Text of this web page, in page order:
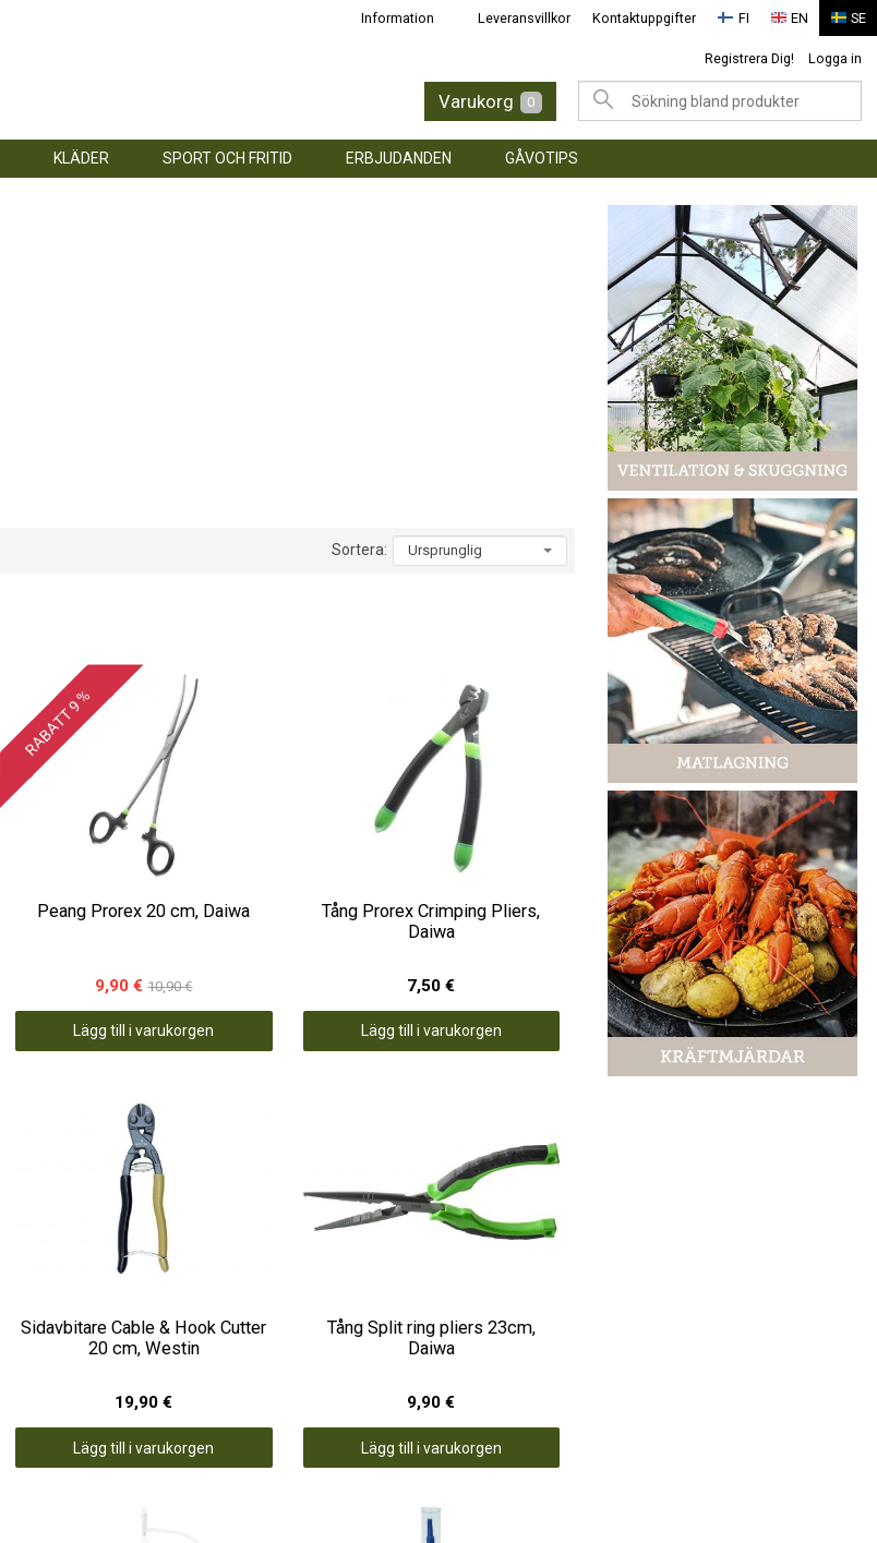
FI EN SE
Information Leveransvillkor Kontaktuppgifter
Registrera Dig! Logga in
Varukorg 0
KLÄDER SPORT OCH FRITID ERBJUDANDEN GÅVOTIPS
Sortera:
RABATT 9 %
Peang Prorex 20 cm, Daiwa
9,90 € 10,90 €
Lägg till i varukorgen
Tång Prorex Crimping Pliers,
Daiwa
7,50 €
Lägg till i varukorgen
Sidavbitare Cable & Hook Cutter
20 cm, Westin
19,90 €
Lägg till i varukorgen
Tång Split ring pliers 23cm,
Daiwa
9,90 €
Lägg till i varukorgen